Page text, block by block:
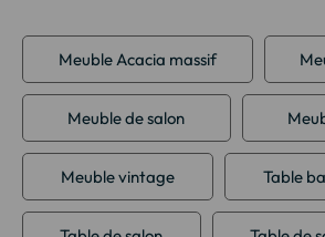
Meuble Acacia massif
Meuble de salon
Meuble vintage Table